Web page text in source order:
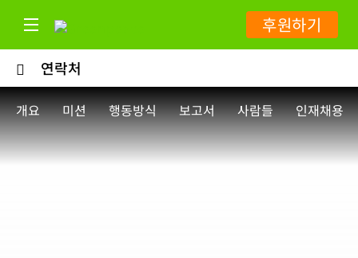
후원하기
연락처
개요 미션 행동방식 보고서 사람들 인재채용